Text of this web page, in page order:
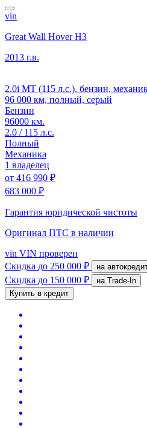
vin
Great Wall Hover H3
2013 г.в.
2.0i MT (115 л.с.), бензин,
96 000 км, полный, серый
Бензин
96000 км.
2.0 / 115 л.с.
Полный
Механика
1 владелец
от 416 990 ₽
683 000 ₽
Гарантия юридической чистоты
Оригинал ПТС в наличии
vin VIN проверен
Скидка до 250 000 ₽ на
Скидка до 150 000 ₽
на Trade-In
Купить в кредит